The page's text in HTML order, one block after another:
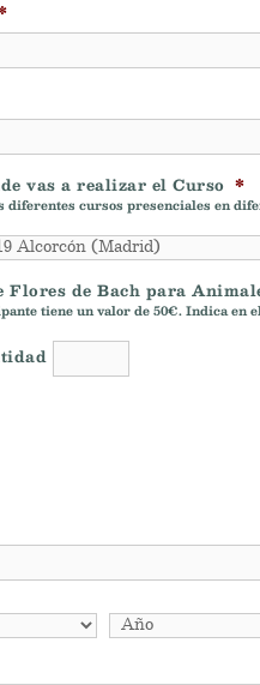
vas a realizar el Curso *
cursos presenciales en
Flores de Bach para
tiene un valor de 50€. Indica en